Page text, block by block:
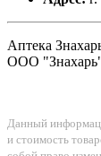
Аптека
ООО
Данный
и стоимость